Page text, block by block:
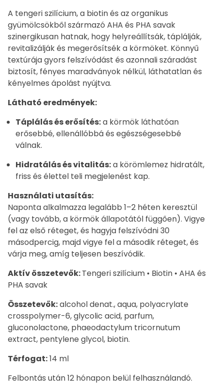
A tengeri szilícium, a biotin és az organikus
gyümölcsökből származó AHA és PHA savak
szinergikusan hatnak, hogy helyreállítsák, táplálják,
revitalizálják és megerősítsék a körmöket. Könnyű
textúrája gyors felszívódást és azonnali száradást
biztosít, fényes maradványok nélkül, láthatatlan és
kényelmes ápolást nyújtva.
Látható eredmények:
Táplálás és erősítés:a körmök láthatóan
erősebbé, ellenállóbbá és egészségesebbé
válnak.
Hidratálás és vitalitás:a körömlemez hidratált,
friss és élettel teli megjelenést kap.
Használati utasítás:
Naponta alkalmazza legalább 1–2 héten keresztül
(vagy tovább, a körmök állapotától függően). Vigye
fel az első réteget, és hagyja felszívódni 30
másodpercig, majd vigye fel a második réteget, és
várja meg, amíg teljesen beszívódik.
Aktív összetevők:Tengeri szilícium • Biotin • AHA és
PHA savak
Összetevők:alcohol denat., aqua, polyacrylate
crosspolymer-6, glycolic acid, parfum,
gluconolactone, phaeodactylum tricornutum
extract, pentylene glycol, biotin.
Térfogat:14 ml
Felbontás után 12 hónapon belül felhasználandó.